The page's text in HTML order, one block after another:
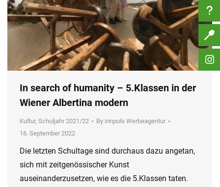
In search of humanity – 5.Klassen in der
Wiener Albertina modern
Kultur, Schuljahr 2021/22 By innpuls Werbeagentur
16. September 2022
Die letzten Schultage sind durchaus dazu angetan,
sich mit zeitgenössischer Kunst
auseinanderzusetzen, wie es die 5.Klassen taten.